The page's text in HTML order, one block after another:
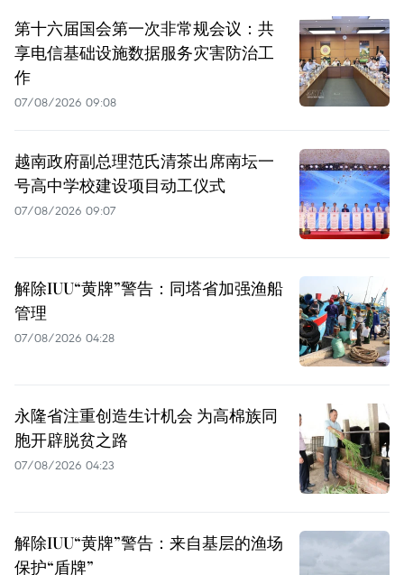
第十六届国会第一次非常规会议：共
享电信基础设施数据服务灾害防治工
作
07/08/2026 09:08
越南政府副总理范氏清茶出席南坛一
号高中学校建设项目动工仪式
07/08/2026 09:07
解除IUU“黄牌”警告：同塔省加强渔船
管理
07/08/2026 04:28
永隆省注重创造生计机会 为高棉族同
胞开辟脱贫之路
07/08/2026 04:23
解除IUU“黄牌”警告：来自基层的渔场
保护“盾牌”